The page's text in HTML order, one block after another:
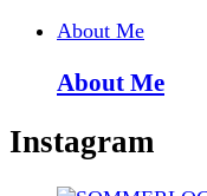
About Me
About Me
Instagram